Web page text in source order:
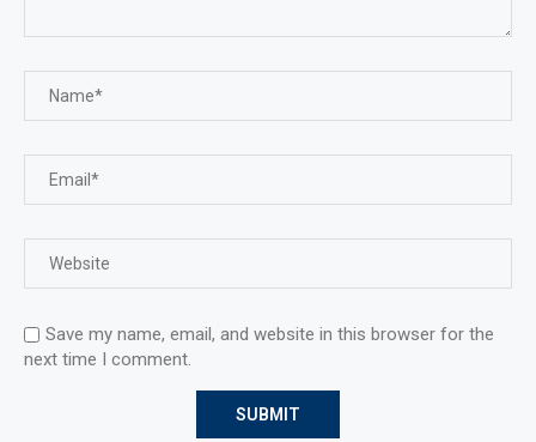
Save my name, email, and website in this browser for the
next time I comment.